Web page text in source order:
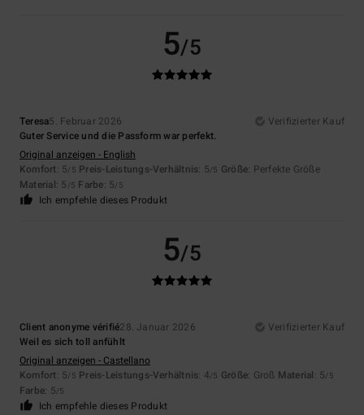
5/5
Teresa5. Februar 2026
Verifizierter Kauf
Guter Service und die Passform war perfekt.
Original anzeigen - English
Komfort: 5/5 Preis-Leistungs-Verhältnis: 5/5 Größe: Perfekte Größe
Material: 5 /5 Farbe: 5/5
Ich empfehle dieses Produkt
5/5
Client anonyme vérifié28. Januar 2026
Verifizierter Kauf
Weil es sich toll anfühlt
Original anzeigen - Castellano
Komfort: 5/5 Preis-Leistungs-Verhältnis: 4/5 Größe: Groß Material: 5/5
Farbe: 5/5
Ich empfehle dieses Produkt